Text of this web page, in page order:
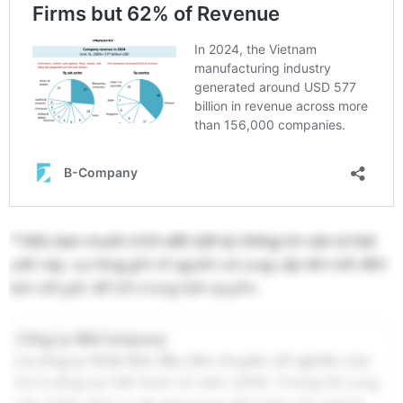
* Nếu bạn muốn trích dẫn bất kỳ thông tin nào từ bài
viết này, vui lòng ghi rõ nguồn và cung cấp liên kết đến
bài viết gốc để tôn trọng bản quyền.
Công ty B&Company